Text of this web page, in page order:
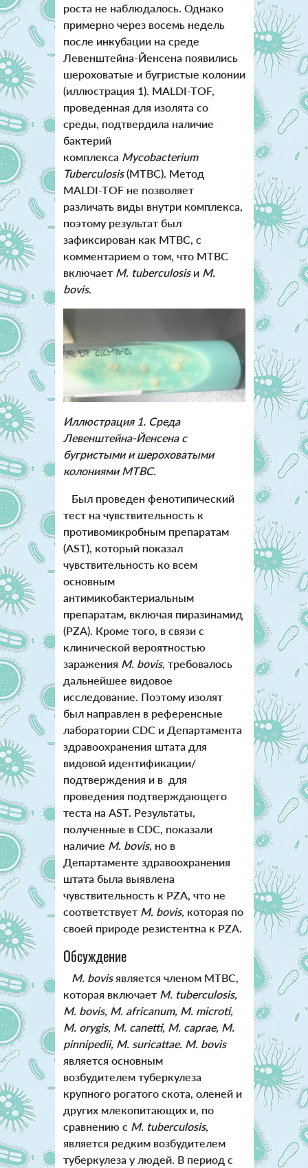
роста не наблюдалось. Однако
примерно через восемь недель
после инкубации на среде
Левенштейна-Йенсена появились
шероховатые и бугристые колонии
(иллюстрация 1). MALDI-TOF,
проведенная для изолята со
среды, подтвердила наличие
бактерий
комплекса Mycobacterium
Tuberculosis(MTBC). Метод
MALDI-TOF не позволяет
различать виды внутри комплекса,
поэтому результат был
зафиксирован как MTBC, с
комментарием о том, что MTBC
включает M. tuberculosis и M.
bovis.
Иллюстрация 1. Среда
Левенштейна-Йенсена с
бугристыми и шероховатыми
колониями MTBC.
Был проведен фенотипический
тест на чувствительность к
противомикробным препаратам
(AST), который показал
чувствительность ко всем
основным
антимикобактериальным
препаратам, включая пиразинамид
(PZA). Кроме того, в связи с
клинической вероятностью
заражения M. bovis, требовалось
дальнейшее видовое
исследование. Поэтому изолят
был направлен в референсные
лаборатории CDC и Департамента
здравоохранения штата для
видовой идентификации/
подтверждения и в для
проведения подтверждающего
теста на AST. Результаты,
полученные в CDC, показали
наличие M. bovis, но в
Департаменте здравоохранения
штата была выявлена
чувствительность к PZA, что не
соответствует M. bovis, которая по
своей природе резистентна к PZA.
Обсуждение
M. bovisявляется членом MTBC,
которая включает M. tuberculosis,
M. bovis, M. africanum, M. microti,
M. orygis, M. canetti, M. caprae, M.
pinnipedii, M. suricattae. M. bovis
является основным
возбудителем туберкулеза
крупного рогатого скота, оленей и
других млекопитающих и, по
сравнению с M. tuberculosis,
является редким возбудителем
туберкулеза у людей. В период с